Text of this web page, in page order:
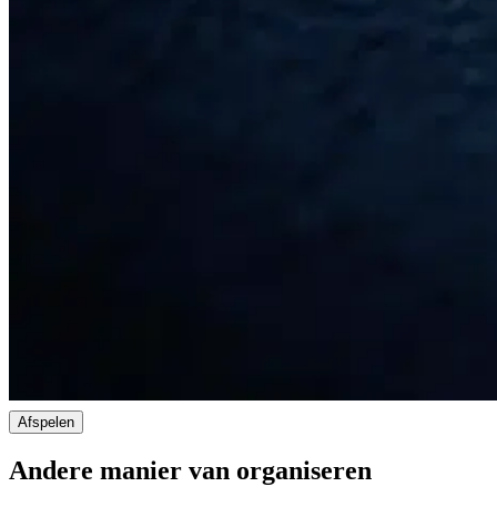
Afspelen
Andere manier van organiseren